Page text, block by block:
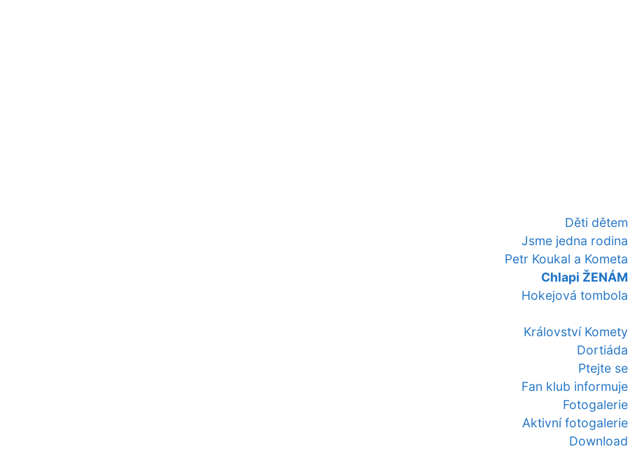
Děti dětem
Jsme jedna rodina
Petr Koukal a Kometa
Chlapi ŽENÁM
Hokejová tombola
Království Komety
Dortiáda
Ptejte se
Fan klub informuje
Fotogalerie
Aktivní fotogalerie
Download